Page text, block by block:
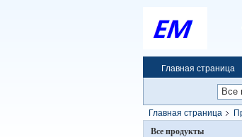
Главная страница
Главная страница
винтовые компрессоры
Все продукты